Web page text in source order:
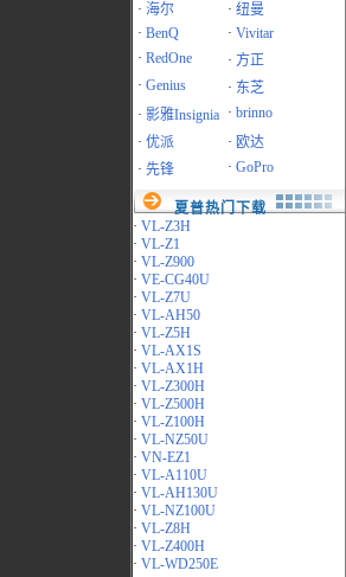
· 海尔 · 纽曼
· BenQ · Vivitar
· RedOne · 方正
· Genius · 东芝
· 影雅Insignia · brinno
· 优派 · 欧达
· 先锋 · GoPro
夏普热门下载
· VL-Z3H
· VL-Z1
· VL-Z900
· VE-CG40U
· VL-Z7U
· VL-AH50
· VL-Z5H
· VL-AX1S
· VL-AX1H
· VL-Z300H
· VL-Z500H
· VL-Z100H
· VL-NZ50U
· VN-EZ1
· VL-A110U
· VL-AH130U
· VL-NZ100U
· VL-Z8H
· VL-Z400H
· VL-WD250E